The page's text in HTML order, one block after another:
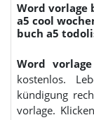
Word vorlage
a5 cool
buch a5
Word
kostenlos.
kündigung
vorlage.